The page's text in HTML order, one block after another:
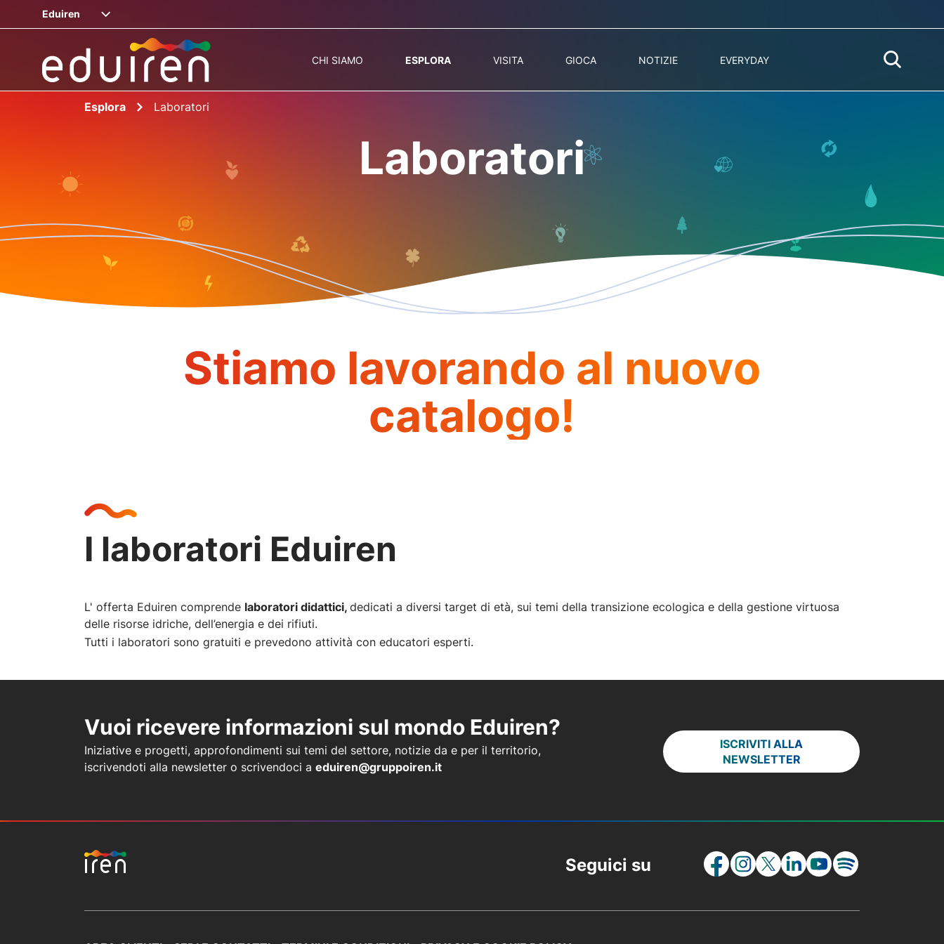
Eduiren
CHI SIAMO ESPLORA VISITA GIOCA NOTIZIE EVERYDAY
Esplora Laboratori
Laboratori
Stiamo lavorando al nuovo
catalogo!
I laboratori Eduiren
L' offerta Eduiren comprende laboratori didattici, dedicati a diversi target di età, sui temi della transizione ecologica e della gestione virtuosa
delle risorse idriche, dell’energia e dei rifiuti.
Tutti i laboratori sono gratuiti e prevedono attività con educatori esperti.
Vuoi ricevere informazioni sul mondo Eduiren?
Iniziative e progetti, approfondimenti sui temi del settore, notizie da e per il territorio,
iscrivendoti alla newsletter o scrivendoci a eduiren@gruppoiren.it
ISCRIVITI ALLA
NEWSLETTER
Seguici su